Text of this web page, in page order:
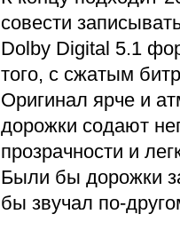
совести
Dolby Digital 5.1
того, с сжатым
Оригинал ярче и
дорожки содают
прозрачности и
Были бы дорожки
бы звучал по-